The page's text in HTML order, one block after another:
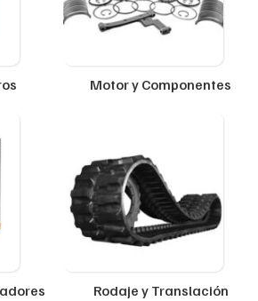
Motor y Componentes
Rodaje y Translación